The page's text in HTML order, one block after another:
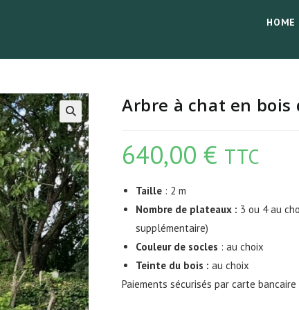
HOME
Arbre à chat en bois
640,00 € TTC
Taille : 2 m
Nombre de plateaux : 3 ou 4 au
supplémentaire)
Couleur de socles : au choix
Teinte du bois : au choix
Paiements sécurisés par carte